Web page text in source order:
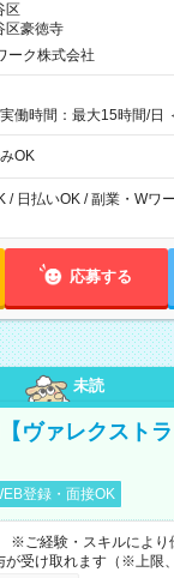
区
区豪徳寺
ーク株式会社
働時間：最大15時間/日
・金 休み：火・木・土・日 好きな
OK
/ 日払いOK / 副業・Wワ
応募する
未読
ヴァレクスト
登録・面接OK
ご経験・スキルにより
が受け取れます（※上限